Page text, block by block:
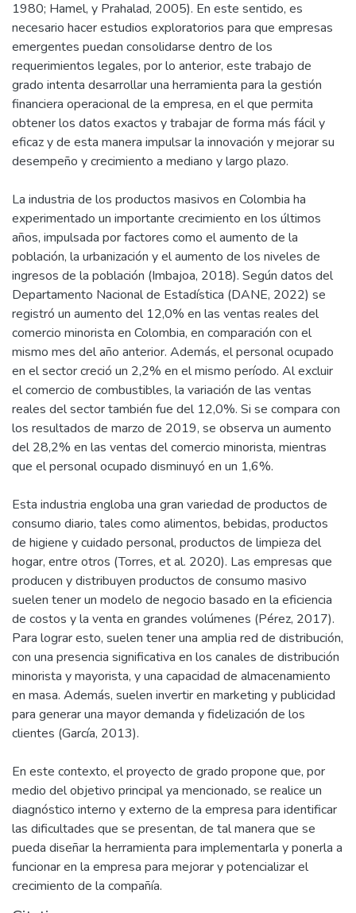
1980; Hamel, y Prahalad, 2005). En este sentido, es
necesario hacer estudios exploratorios para que empresas
emergentes puedan consolidarse dentro de los
requerimientos legales, por lo anterior, este trabajo de
grado intenta desarrollar una herramienta para la gestión
financiera operacional de la empresa, en el que permita
obtener los datos exactos y trabajar de forma más fácil y
eficaz y de esta manera impulsar la innovación y mejorar su
desempeño y crecimiento a mediano y largo plazo.
La industria de los productos masivos en Colombia ha
experimentado un importante crecimiento en los últimos
años, impulsada por factores como el aumento de la
población, la urbanización y el aumento de los niveles de
ingresos de la población (Imbajoa, 2018). Según datos del
Departamento Nacional de Estadística (DANE, 2022) se
registró un aumento del 12,0% en las ventas reales del
comercio minorista en Colombia, en comparación con el
mismo mes del año anterior. Además, el personal ocupado
en el sector creció un 2,2% en el mismo período. Al excluir
el comercio de combustibles, la variación de las ventas
reales del sector también fue del 12,0%. Si se compara con
los resultados de marzo de 2019, se observa un aumento
del 28,2% en las ventas del comercio minorista, mientras
que el personal ocupado disminuyó en un 1,6%.
Esta industria engloba una gran variedad de productos de
consumo diario, tales como alimentos, bebidas, productos
de higiene y cuidado personal, productos de limpieza del
hogar, entre otros (Torres, et al. 2020). Las empresas que
producen y distribuyen productos de consumo masivo
suelen tener un modelo de negocio basado en la eficiencia
de costos y la venta en grandes volúmenes (Pérez, 2017).
Para lograr esto, suelen tener una amplia red de distribución,
con una presencia significativa en los canales de distribución
minorista y mayorista, y una capacidad de almacenamiento
en masa. Además, suelen invertir en marketing y publicidad
para generar una mayor demanda y fidelización de los
clientes (García, 2013).
En este contexto, el proyecto de grado propone que, por
medio del objetivo principal ya mencionado, se realice un
diagnóstico interno y externo de la empresa para identificar
las dificultades que se presentan, de tal manera que se
pueda diseñar la herramienta para implementarla y ponerla a
funcionar en la empresa para mejorar y potencializar el
crecimiento de la compañía.